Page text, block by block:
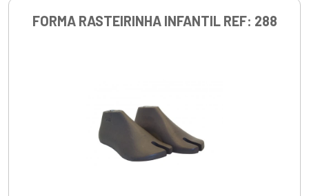
FORMA RASTEIRINHA INFANTIL REF: 288